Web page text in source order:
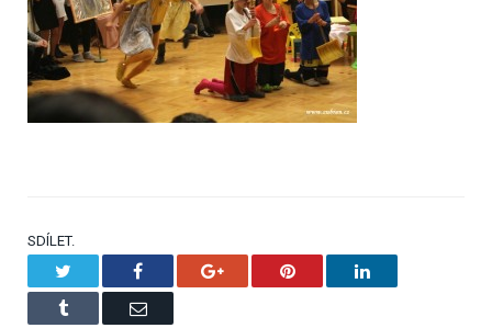
SDÍLET.
Facebook Google+ Pinterest LinkedIn
Tumblr Email